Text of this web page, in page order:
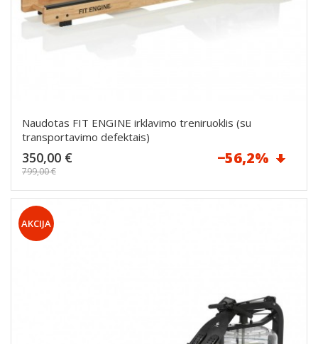
Naudotas FIT ENGINE irklavimo treniruoklis (su
transportavimo defektais)
350,00 €
799,00 €
−56,2%
Kaina
AKCIJA